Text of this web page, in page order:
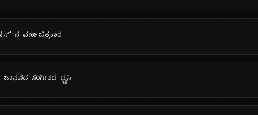
ನ ವರ್ಣಚಿತ್ರಕಾರ
ಸಂಗೀತದ ಧ್ವನಿ